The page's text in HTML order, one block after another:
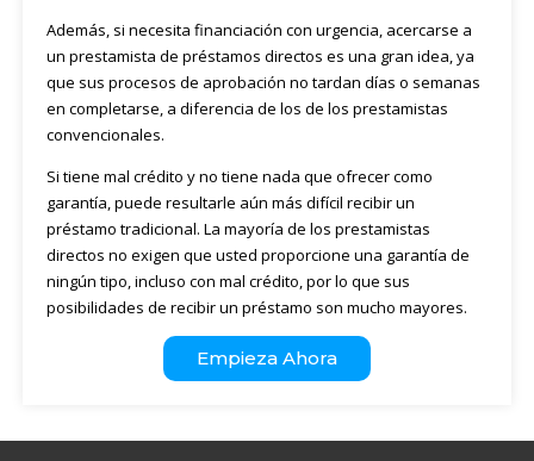
Además, si necesita financiación con urgencia, acercarse a
un prestamista de préstamos directos es una gran idea, ya
que sus procesos de aprobación no tardan días o semanas
en completarse, a diferencia de los de los prestamistas
convencionales.
Si tiene mal crédito y no tiene nada que ofrecer como
garantía, puede resultarle aún más difícil recibir un
préstamo tradicional. La mayoría de los prestamistas
directos no exigen que usted proporcione una garantía de
ningún tipo, incluso con mal crédito, por lo que sus
posibilidades de recibir un préstamo son mucho mayores.
Empieza Ahora